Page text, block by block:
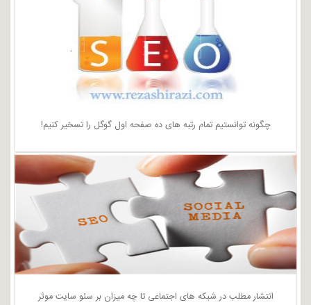
چگونه توانستیم تمام رتبه های ده صفحه اول گوگل را تسخیر کنیم!
انتشار مطلب در شبکه های اجتماعی تا چه میزان بر سئو سایت موثر